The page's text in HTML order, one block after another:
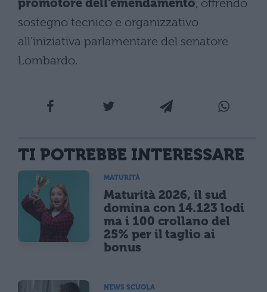
promotore dell’emendamento, offrendo
sostegno tecnico e organizzativo
all’iniziativa parlamentare del senatore
Lombardo.
TI POTREBBE INTERESSARE
MATURITÀ
Maturità 2026, il sud
domina con 14.123 lodi
ma i 100 crollano del
25% per il taglio ai
bonus
NEWS SCUOLA